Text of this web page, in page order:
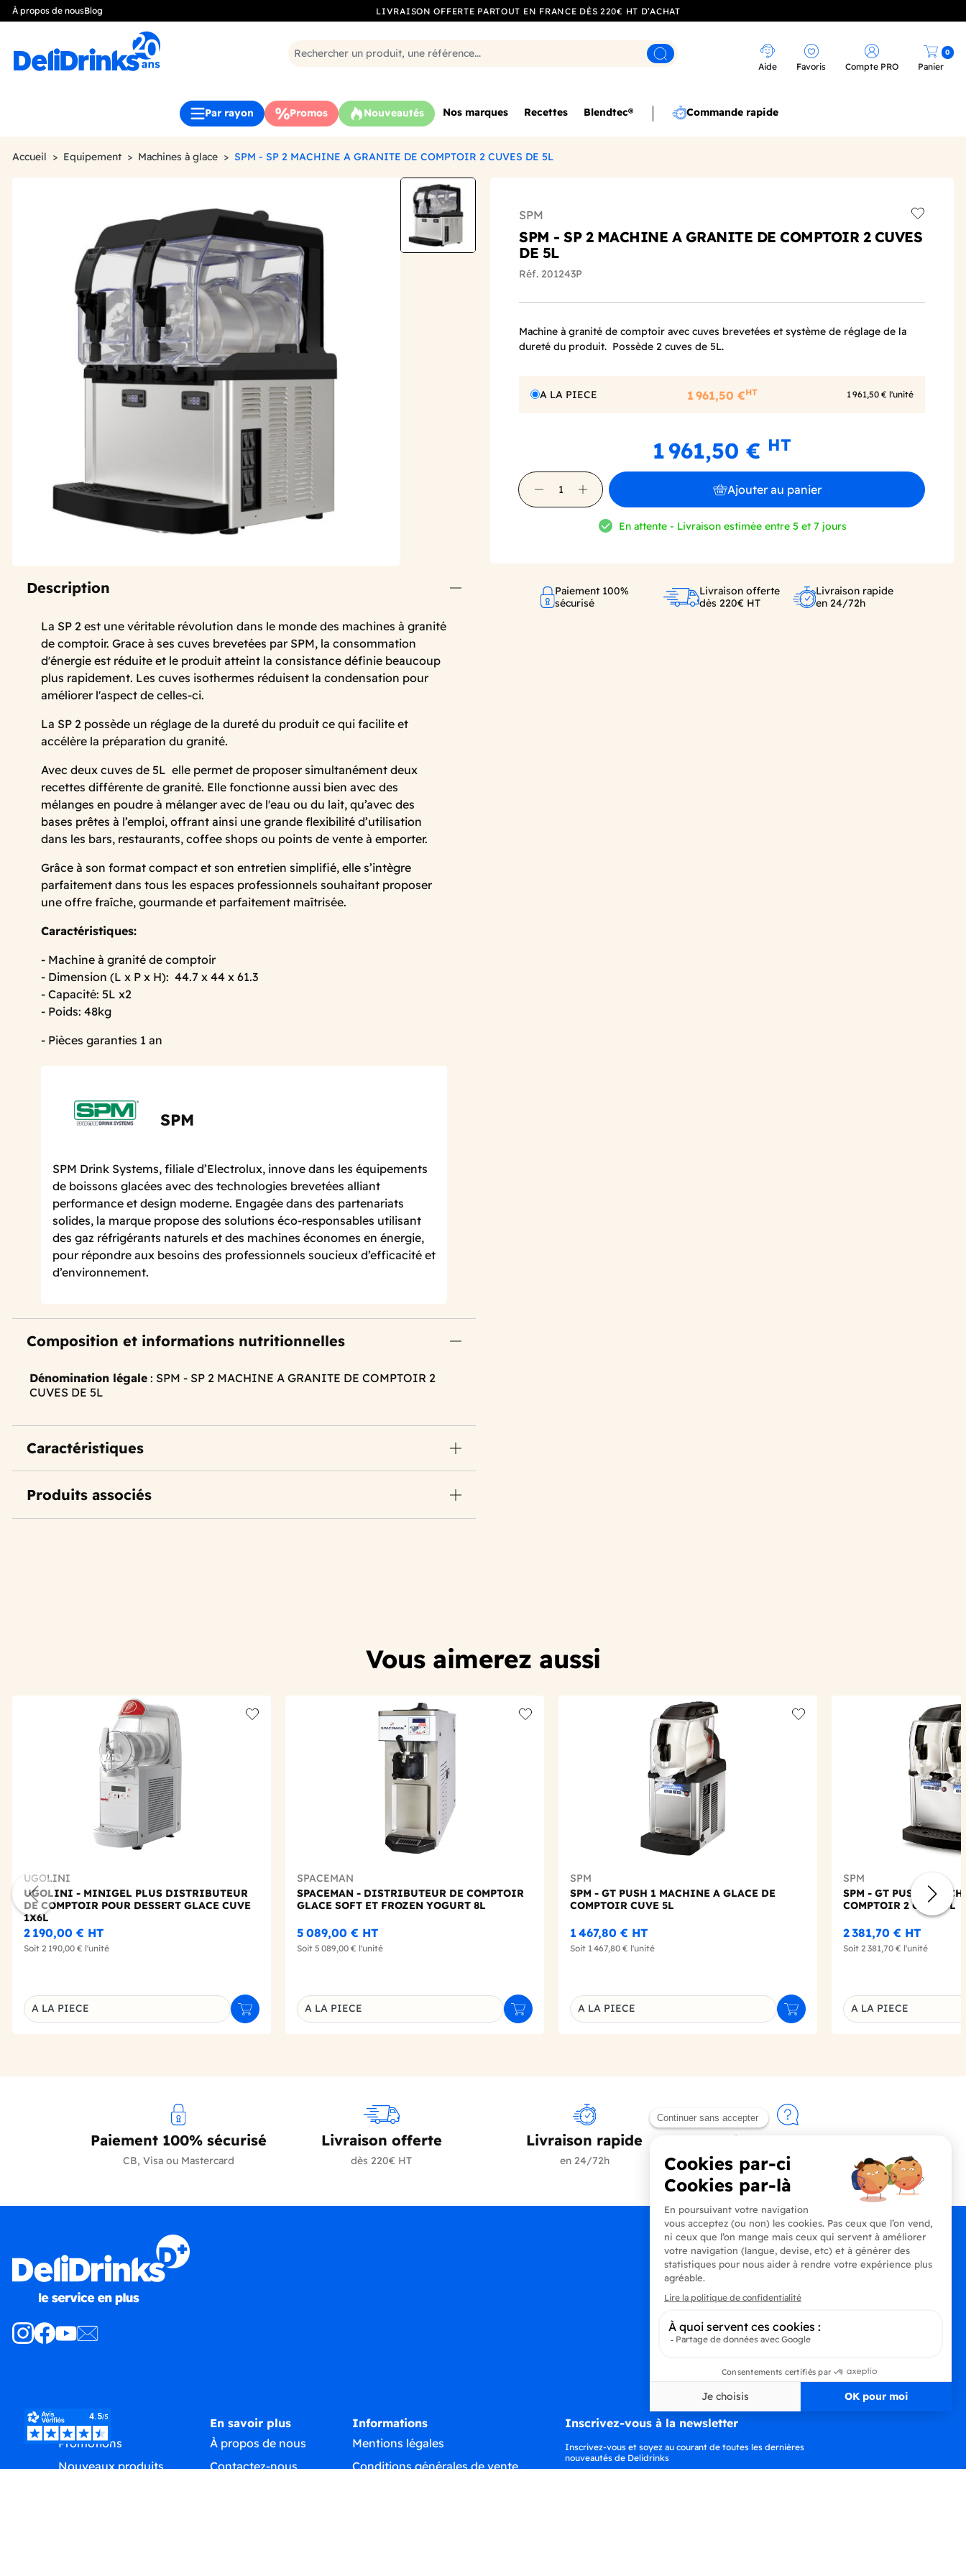
À propos de nousBlog LIVRAISON OFFERTE PARTOUT EN FRANCE DÈS 220€ HT D’ACHAT
Rechercher
Aide Favoris Compte PRO Panier
0
Par rayon Promos Nouveautés Nos marques Recettes Blendtec® Commande rapide
Accueil Equipement Machines à glace SPM - SP 2 MACHINE A GRANITE DE COMPTOIR 2 CUVES DE 5L
Description
La SP 2 est une véritable révolution dans le monde des machines à granité
de comptoir. Grace à ses cuves brevetées par SPM, la consommation
d'énergie est réduite et le produit atteint la consistance définie beaucoup
plus rapidement. Les cuves isothermes réduisent la condensation pour
améliorer l'aspect de celles-ci.
La SP 2 possède un réglage de la dureté du produit ce qui facilite et
accélère la préparation du granité.
Avec deux cuves de 5L elle permet de proposer simultanément deux
recettes différente de granité. Elle fonctionne aussi bien avec des
mélanges en poudre à mélanger avec de l'eau ou du lait, qu’avec des
bases prêtes à l’emploi, offrant ainsi une grande flexibilité d’utilisation
dans les bars, restaurants, coffee shops ou points de vente à emporter.
Grâce à son format compact et son entretien simplifié, elle s’intègre
parfaitement dans tous les espaces professionnels souhaitant proposer
une offre fraîche, gourmande et parfaitement maîtrisée.
Caractéristiques:
- Machine à granité de comptoir
- Dimension (L x P x H): 44.7 x 44 x 61.3
- Capacité: 5L x2
- Poids: 48kg
- Pièces garanties 1 an
SPM
SPM Drink Systems, filiale d’Electrolux, innove dans les équipements
de boissons glacées avec des technologies brevetées alliant
performance et design moderne. Engagée dans des partenariats
solides, la marque propose des solutions éco-responsables utilisant
des gaz réfrigérants naturels et des machines économes en énergie,
pour répondre aux besoins des professionnels soucieux d’efficacité et
d’environnement.
Composition et informations nutritionnelles
Dénomination légale : SPM - SP 2 MACHINE A GRANITE DE COMPTOIR 2
CUVES DE 5L
Caractéristiques
Produits associés
SPM
SPM - SP 2 MACHINE A GRANITE DE COMPTOIR 2 CUVES
DE 5L
Réf. 201243P
Machine à granité de comptoir avec cuves brevetées et système de réglage de la
dureté du produit. Possède 2 cuves de 5L.
A LA PIECE 1 961,50 €HT 1 961,50 € l'unité
1 961,50 € HT
Ajouter au panier
En attente - Livraison estimée entre 5 et 7 jours
Paiement 100%
sécurisé
Livraison offerte
dès 220€ HT
Livraison rapide
en 24/72h
Vous aimerez aussi
UGOLINI
UGOLINI - MINIGEL PLUS DISTRIBUTEUR
DE COMPTOIR POUR DESSERT GLACE CUVE
1X6L
2 190,00 € HT
Soit 2 190,00 € l'unité
Déclinaison du produit
A LA PIECE Ajouter au panier
SPACEMAN
SPACEMAN - DISTRIBUTEUR DE COMPTOIR
GLACE SOFT ET FROZEN YOGURT 8L
5 089,00 € HT
Soit 5 089,00 € l'unité
Déclinaison du produit
A LA PIECE Ajouter au panier
SPM
SPM - GT PUSH 1 MACHINE A GLACE DE
COMPTOIR CUVE 5L
1 467,80 € HT
Soit 1 467,80 € l'unité
Déclinaison du produit
A LA PIECE Ajouter au panier
SPM
SPM - GT PUSH 2
COMPTOIR 2 CUVE 5L
2 381,70 € HT
Soit 2 381,70 € l'unité
Déclinaison du produit
A LA PIECE
Paiement 100% sécurisé
CB, Visa ou Mastercard
Livraison offerte
dès 220€ HT
Livraison rapide
en 24/72h
Contactez-nous
+33 (0)4 90 91 20 80
Produits
Promotions
Nouveaux produits
En savoir plus
À propos de nous
Contactez-nous
Informations
Mentions légales
Conditions générales de vente
Inscrivez-vous à la newsletter
Inscrivez-vous et soyez au courant de toutes les dernières
nouveautés de Delidrinks